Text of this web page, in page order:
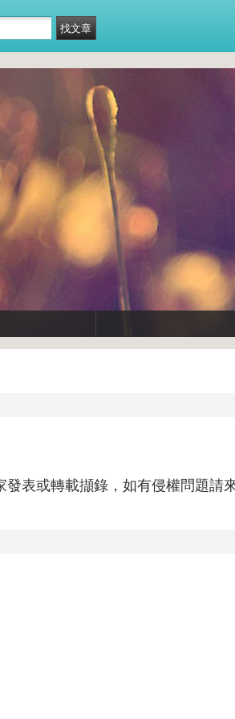
表或轉載擷錄，如有侵權問題請